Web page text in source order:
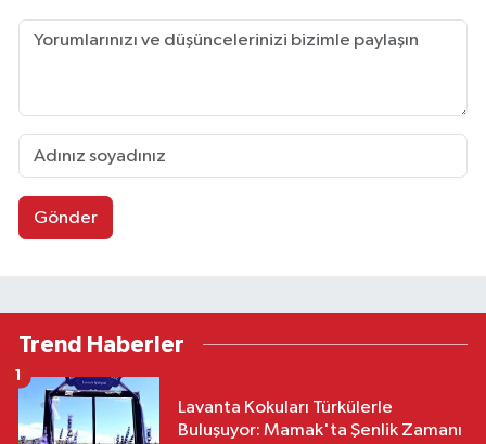
Gönder
Trend Haberler
Lavanta Kokuları Türkülerle
Buluşuyor: Mamak'ta Şenlik Zamanı
1